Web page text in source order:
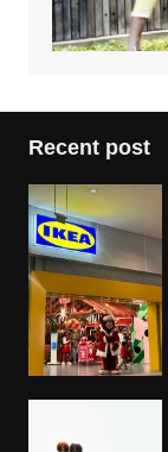
Recent post